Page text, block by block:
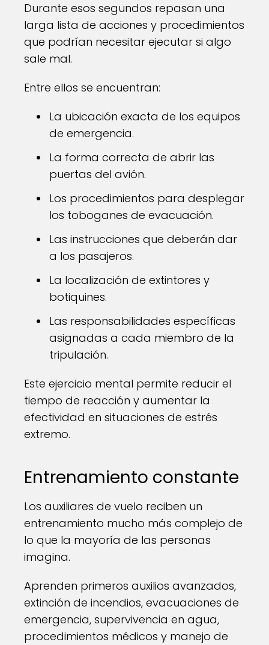
Durante esos segundos repasan una
larga lista de acciones y procedimientos
que podrían necesitar ejecutar si algo
sale mal.
Entre ellos se encuentran:
La ubicación exacta de los equipos
de emergencia.
La forma correcta de abrir las
puertas del avión.
Los procedimientos para desplegar
los toboganes de evacuación.
Las instrucciones que deberán dar
a los pasajeros.
La localización de extintores y
botiquines.
Las responsabilidades específicas
asignadas a cada miembro de la
tripulación.
Este ejercicio mental permite reducir el
tiempo de reacción y aumentar la
efectividad en situaciones de estrés
extremo.
Entrenamiento constante
Los auxiliares de vuelo reciben un
entrenamiento mucho más complejo de
lo que la mayoría de las personas
imagina.
Aprenden primeros auxilios avanzados,
extinción de incendios, evacuaciones de
emergencia, supervivencia en agua,
procedimientos médicos y manejo de